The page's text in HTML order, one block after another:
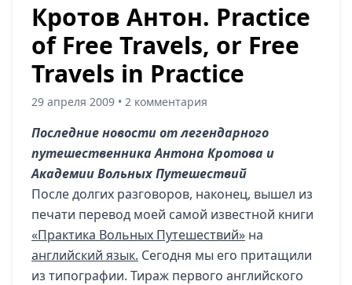
Кротов Антон. Practice
of Free Travels, or Free
Travels in Practice
29 апреля 2009 • 2 комментария
Последние новости от легендарного
путешественника Антона Кротова и
Академии Вольных Путешествий
После долгих разговоров, наконец, вышел из
печати перевод моей самой известной книги
«Практика Вольных Путешествий» на
английский язык. Сегодня мы его притащили
из типографии. Тираж первого английского